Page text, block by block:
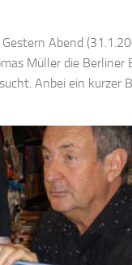
Abend
Müller die Berliner
Anbei ein kurzer